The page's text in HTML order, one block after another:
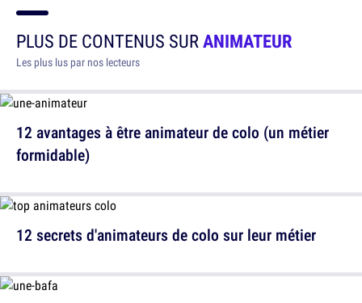
PLUS DE CONTENUS SURANIMATEUR
Les plus lus par nos lecteurs
12 avantages à être animateur de colo (un métier
formidable)
12 secrets d'animateurs de colo sur leur métier